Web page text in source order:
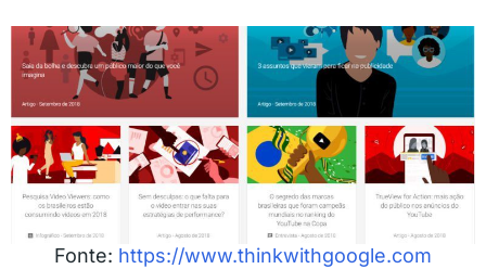
Fonte: https://www.thinkwithgoogle.com